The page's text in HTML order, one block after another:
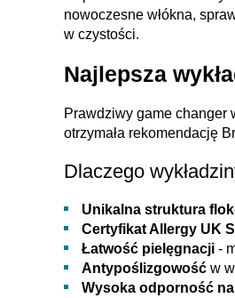
nowoczesne włókna,
w czystości.
Najlepsza
Prawdziwy game changer
otrzymała rekomendację
Dlaczego
Unikalna struktura
Certyfikat Allergy UK
Łatwość pielęgnacji -
Antypoślizgowość w
Wysoka odporność